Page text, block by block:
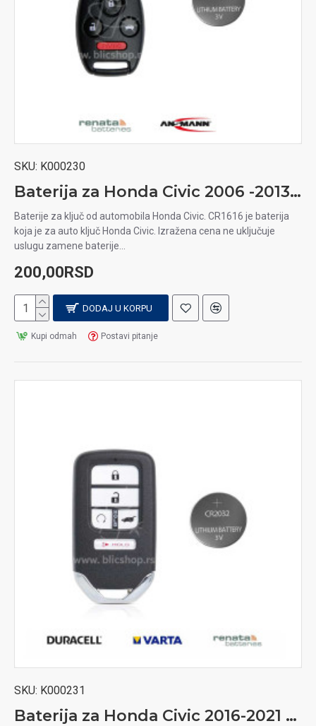
SKU: K000230
Baterija za Honda Civic 2006 -2013 auto ključ
Baterije za ključ od automobila Honda Civic. CR1616 je baterija
koja je za auto ključ Honda Civic. Izražena cena ne uključuje
uslugu zamene baterije...
200,00RSD
DODAJ U KORPU
Kupi odmah Postavi pitanje
SKU: K000231
Baterija za Honda Civic 2016-2021 auto ključ